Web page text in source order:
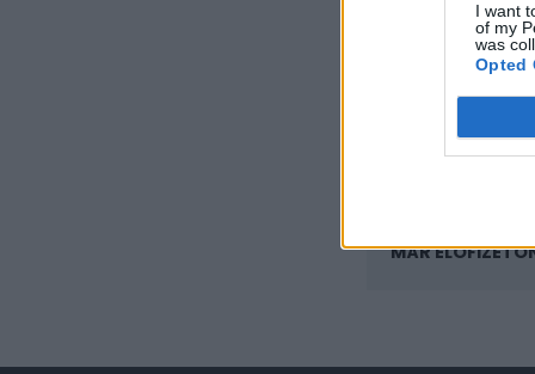
I want
of my
was
Opted
Az előfizetés a
Portfolio.hu
kötéslistái
MÁR